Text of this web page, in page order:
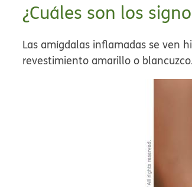
¿Cuáles son los
Las amígdalas inflamadas se ven
revestimiento amarillo o